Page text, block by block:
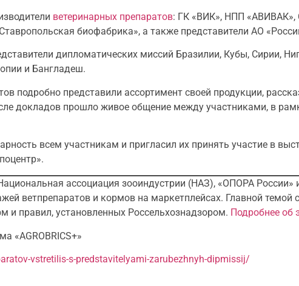
ветеринарных препаратов: ГК «ВИК», НПП «АВИВАК»,
биофабрика», а также представители АО
дипломатических миссий Бразилии, Кубы, Сирии,
и Бангладеш.
подробно представили ассортимент своей продукции,
докладов прошло живое общение между участниками, в
всем участникам и пригласил их принять участие в
ассоциация зооиндустрии (НАЗ), «ОПОРА России»
ветпрепаратов и кормов на маркетплейсах. Главной темой
правил, установленных Россельхознадзором. Подробнее об
«AGROBRICS+»
vstretilis-s-predstavitelyami-zarubezhnyh-dipmissij/